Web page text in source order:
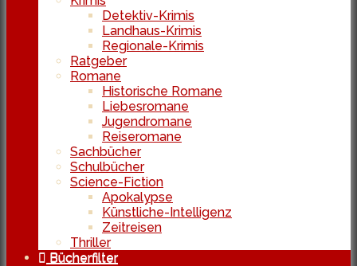
Detektiv-Krimis
Landhaus-Krimis
Regionale-Krimis
Ratgeber
Romane
Historische Romane
Liebesromane
Jugendromane
Reiseromane
Sachbücher
Schulbücher
Science-Fiction
Apokalypse
Künstliche-Intelligenz
Zeitreisen
Thriller
Bücherfilter